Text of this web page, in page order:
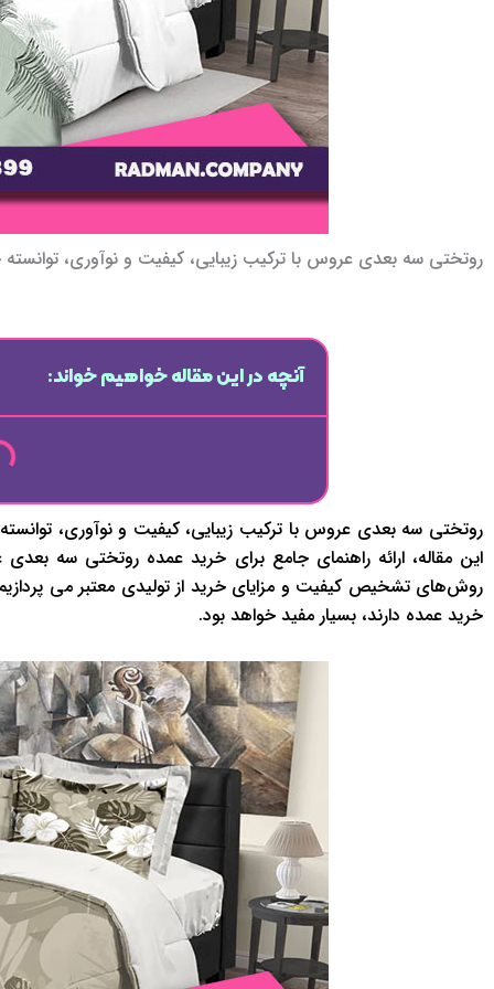
روتختی سه بعدی عروس با ترکیب زیبایی، کیفیت و نوآوری،
آنچه در این مقاله خواهیم خواند:
روتختی سه بعدی عروس با ترکیب زیبایی، کیفیت و نوآوری،
این مقاله، ارائه راهنمای جامع برای خرید عمده روتختی سه
روش‌های تشخیص کیفیت و مزایای خرید از تولیدی معتبر می
خرید عمده دارند، بسیار مفید خواهد بود.